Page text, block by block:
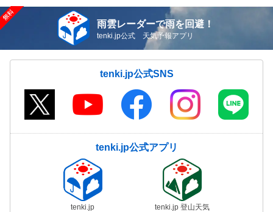
雨雲レーダーで雨を回避！
tenki.jp公式 天気予報アプリ
tenki.jp公式SNS
tenki.jp公式アプリ
tenki.jp tenki.jp 登山天気